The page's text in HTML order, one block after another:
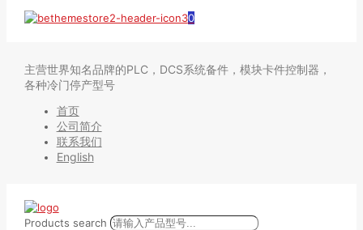
0
主营世界知名品牌的PLC，DCS系统备件，模块卡件控制器，
各种冷门停产型号
首页
公司简介
联系我们
English
Products search